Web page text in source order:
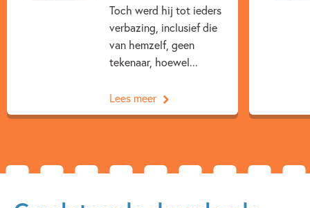
Jongensboeken
Spanning
Spanning & griezelen
Reggie Naus
Toch werd hij tot ieders
verbazing, inclusief die
van hemzelf, geen
tekenaar, hoewel...
Lees meer